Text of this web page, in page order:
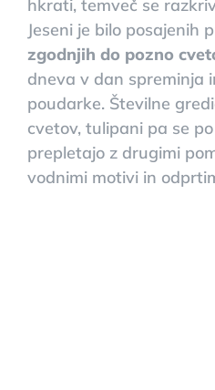
hkrati, temveč se
Jeseni je bilo posajenih
zgodnjih do pozno
dneva v dan spreminja
poudarke. Številne
cvetov, tulipani pa se
prepletajo z drugimi
vodnimi motivi in